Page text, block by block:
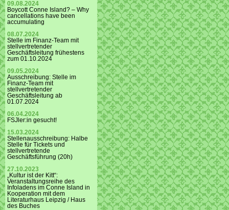
09.08.2024
Boycott Conne Island? – Why
cancellations have been
accumulating
08.07.2024
Stelle im Finanz-Team mit
stellvertretender
Geschäftsleitung frühestens
zum 01.10.2024
09.05.2024
Ausschreibung: Stelle im
Finanz-Team mit
stellvertretender
Geschäftsleitung ab
01.07.2024
06.04.2024
FSJler:in gesucht!
15.03.2024
Stellenausschreibung: Halbe
Stelle für Tickets und
stellvertretende
Geschäftsführung (20h)
27.10.2023
„Kultur ist der Kitt“:
Veranstaltungsreihe des
Infoladens im Conne Island in
Kooperation mit dem
Literaturhaus Leipzig / Haus
des Buches